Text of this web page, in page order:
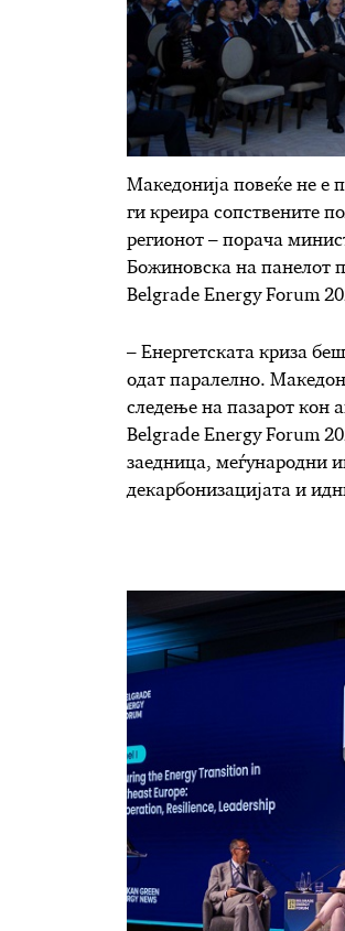
Македонија повеќе не е
ги креира сопствените
регионот – порача
Божиновска на панелот
Belgrade Energy Forum
– Енергетската криза
одат паралелно.
следење на пазарот кон
Belgrade Energy Forum
заедница, меѓународни
декарбонизацијата и